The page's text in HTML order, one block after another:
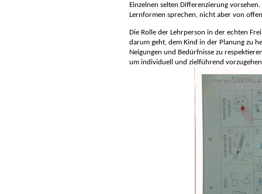
Einzelnen selten Differenzierung
Lernformen sprechen, nicht aber von
Die Rolle der Lehrperson in der echten
darum geht, dem Kind in der Planung zu
Neigungen und Bedürfnisse zu
um individuell und zielführend